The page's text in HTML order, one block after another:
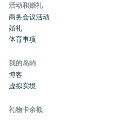
活动和婚礼
商务会议活动
婚礼
体育事项
我的岛屿
博客
虚拟实境
礼物卡余额